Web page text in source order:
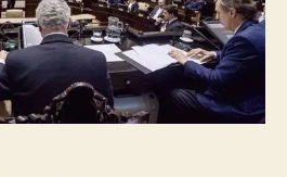
que
declara
la
Emergencia
Administrativa